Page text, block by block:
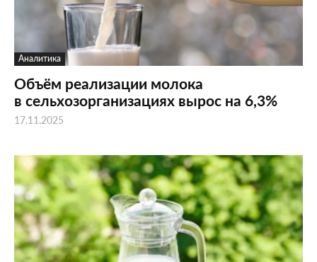
Аналитика
Объём реализации молока
в сельхозорганизациях вырос на 6,3%
17.11.2025